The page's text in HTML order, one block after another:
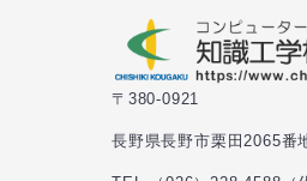
〒380-0921
長野県長野市栗田2065番